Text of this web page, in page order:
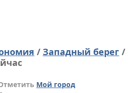
/ Западный берег /
Мой город